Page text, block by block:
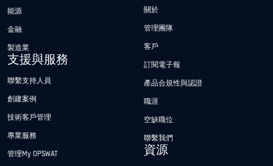
能源
金融
製造業
支援與服務
聯繫支持人員
創建案例
技術客戶管理
專業服務
管理My OPSWAT
關於
管理團隊
客戶
訂閱電子報
產品合規性與認證
職涯
空缺職位
聯繫我們
資源